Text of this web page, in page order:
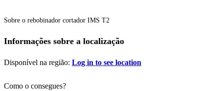
Sobre o rebobinador cortador IMS T2
Informações sobre a localização
Disponível na região: Log in to see location
Como o consegues?